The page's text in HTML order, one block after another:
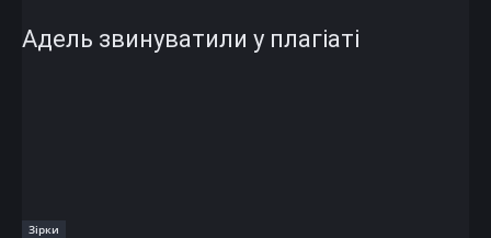
Адель звинуватили у плагіаті
Зірки